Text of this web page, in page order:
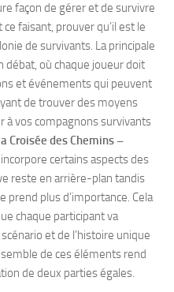
façon de gérer et de survivre
faisant, prouver qu’il est le
de survivants. La principale
débat, où chaque joueur doit
et événements qui peuvent
de trouver des moyens
à vos compagnons survivants
Croisée des Chemins –
certains aspects des
reste en arrière-plan tandis
plus d’importance. Cela
chaque participant va
et de l’histoire unique
de ces éléments rend
de deux parties égales.